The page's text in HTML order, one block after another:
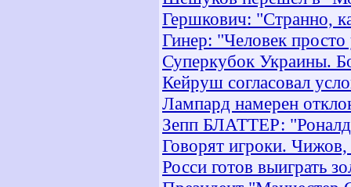
Гершкович: "Странно,
Гинер: "Человек
Суперкубок Украины.
Кейруш согласовал
Лампард намерен
Зепп БЛАТТЕР:
Говорят игроки.
Росси готов выиграть